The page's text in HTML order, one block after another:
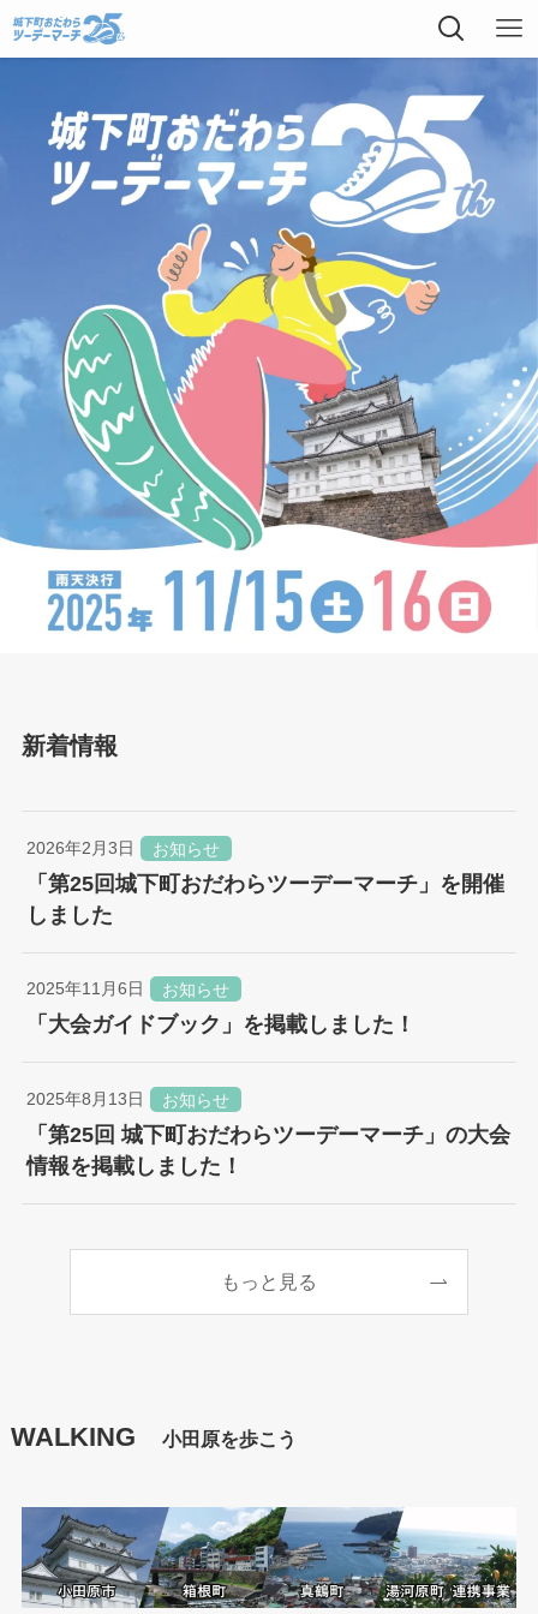
新着情報
2026年2月3日 お知らせ
「第25回城下町おだわらツーデーマーチ」を開催
しました
2025年11月6日 お知らせ
「大会ガイドブック」を掲載しました！
2025年8月13日 お知らせ
「第25回 城下町おだわらツーデーマーチ」の大会
情報を掲載しました！
もっと見る
WALKING 小田原を歩こう